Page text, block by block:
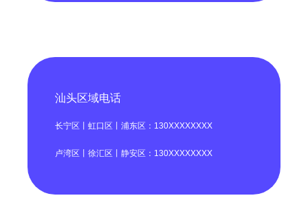
汕头区域电话
长宁区丨虹口区丨浦东区：130XXXXXXXX
卢湾区丨徐汇区丨静安区：130XXXXXXXX